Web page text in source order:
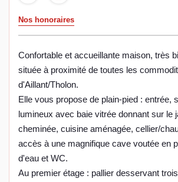
Nos honoraires
Confortable et accueillante maison, très
située à proximité de toutes les
d'Aillant/Tholon.
Elle vous propose de plain-pied : entrée,
lumineux avec baie vitrée donnant sur le
cheminée, cuisine aménagée, cellier/
accès à une magnifique cave voutée en
d'eau et WC.
Au premier étage : pallier desservant